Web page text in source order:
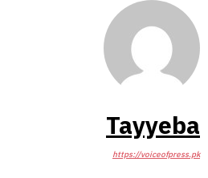
Tayyeba
https://voiceofpress.pk